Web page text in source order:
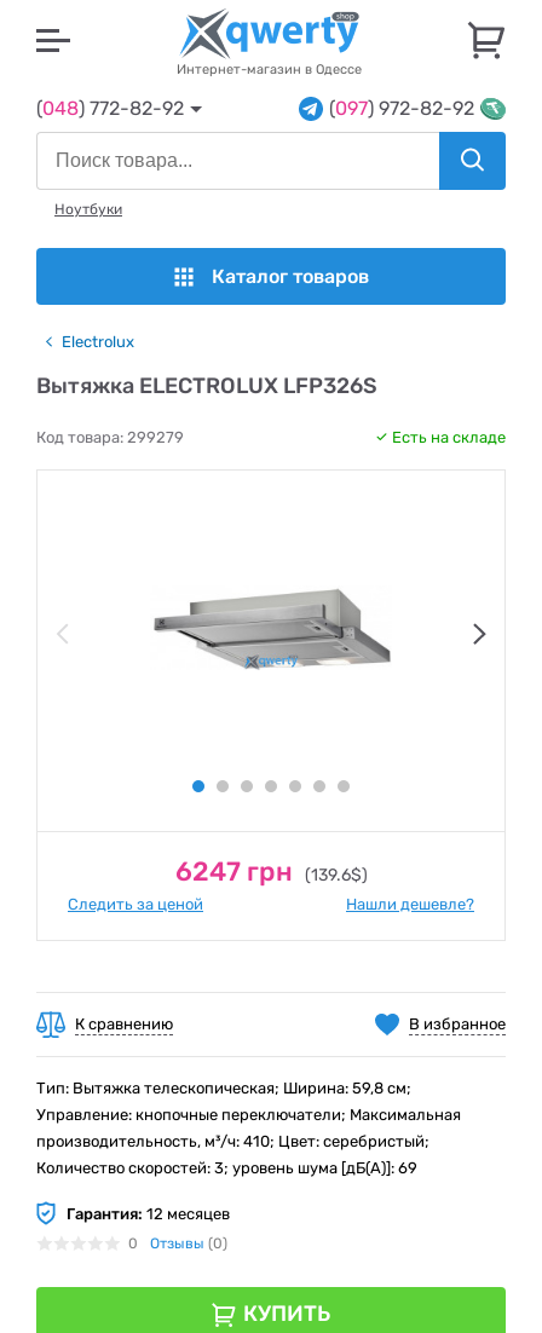
Интернет-магазин в Одессе
(048) 772-82-92 (097) 972-82-92
Ноутбуки
Каталог товаров
Electrolux
Вытяжка ELECTROLUX LFP326S
Код товара: 299279 Есть на складе
6247 грн (139.6$)
Следить за ценой Нашли дешевле?
В избранное
К сравнению
Тип: Вытяжка телескопическая; Ширина: 59,8 см;
Управление: кнопочные переключатели; Максимальная
производительность, м³/ч: 410; Цвет: серебристый;
Количество скоростей: 3; уровень шума [дБ(А)]: 69
Гарантия: 12 месяцев
0 Отзывы (0)
КУПИТЬ